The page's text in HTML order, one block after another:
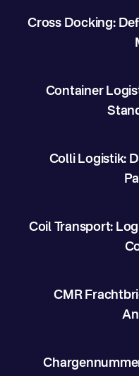
Cross Docking:
Container
Colli Logistik:
Coil Transport:
CMR